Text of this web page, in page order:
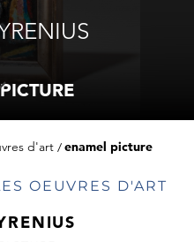
d'art enamel picture
OEUVRES D'ART